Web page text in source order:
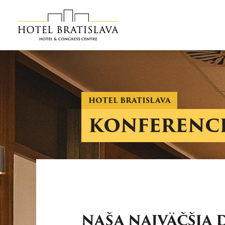
EXECUTIVE
RODINNÁ
APARTMÁN
HOTEL BRATISLAVA
NAŠA NAJVÄČŠIA